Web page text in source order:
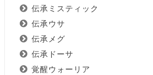
伝承ミスティック
伝承ウサ
伝承メグ
伝承ドーサ
覚醒ウォーリア